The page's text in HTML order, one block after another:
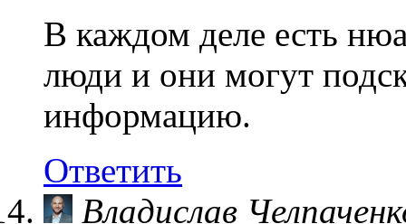
В каждом деле есть
люди и они могут
информацию.
Ответить
Владислав